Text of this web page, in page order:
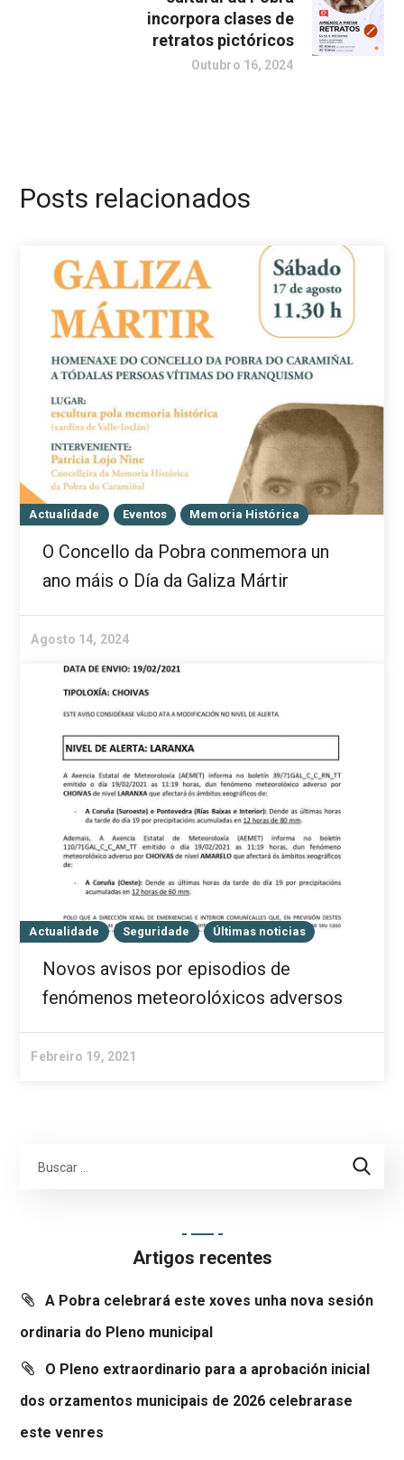
incorpora clases de
retratos pictóricos
Outubro 16, 2024
Posts relacionados
Actualidade Eventos Memoria Histórica
O Concello da Pobra conmemora un
ano máis o Día da Galiza Mártir
Agosto 14, 2024
Actualidade Seguridade Últimas noticias
Novos avisos por episodios de
fenómenos meteorolóxicos adversos
Febreiro 19, 2021
Artigos recentes
A Pobra celebrará este xoves unha nova sesión
ordinaria do Pleno municipal
O Pleno extraordinario para a aprobación inicial
dos orzamentos municipais de 2026 celebrarase
este venres